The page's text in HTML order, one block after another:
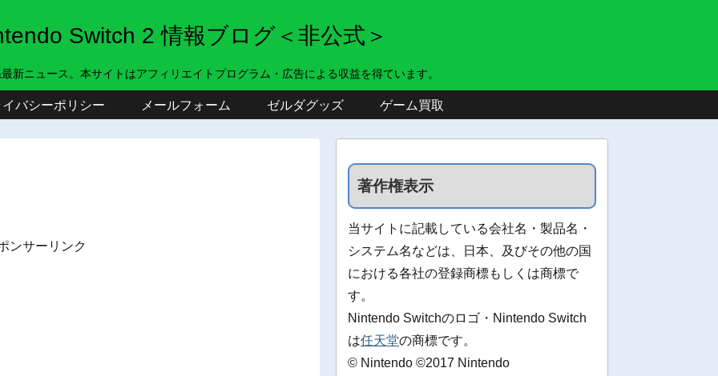
Switch 2 情報ブログ＜非公式＞
新ニュース。本サイトはアフィリエイトプログラム・広告による収益を得ています。
バシーポリシー メールフォーム ゼルダグッズ ゲーム買取
ンサーリンク
著作権表示
当サイトに記載している会社名・製品名・
システム名などは、日本、及びその他の国
における各社の登録商標もしくは商標で
す。
Nintendo Switchのロゴ・Nintendo Switch
は任天堂の商標です。
© Nintendo ©2017 Nintendo